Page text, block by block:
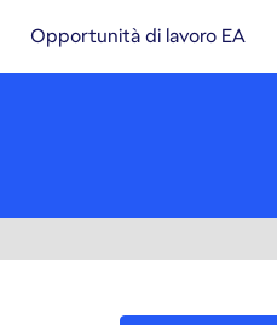
Opportunità di lavoro EA